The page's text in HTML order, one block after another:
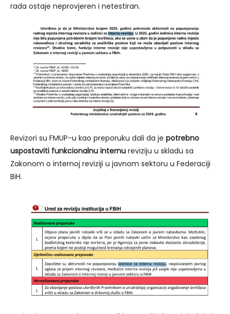
rada ostaje neprovjeren i netestiran.
Revizori su FMUP-u kao preporuku dali da je potrebno
uspostaviti funkcionalnu internu reviziju u skladu sa
Zakonom o internoj reviziji u javnom sektoru u Federaciji
BiH.